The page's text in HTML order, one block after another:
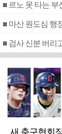
■ 르노 못 타는
■ 마산 원도심 행